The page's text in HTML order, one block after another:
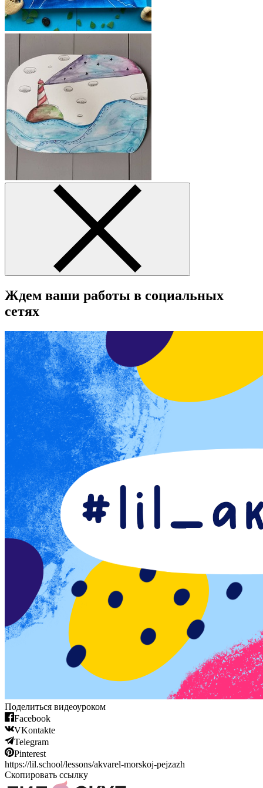
Ждем ваши работы в социальных
сетях
Поделиться видеоуроком
Facebook
VKontakte
Telegram
Pinterest
https://lil.school/lessons/akvarel-morskoj-pejzazh
Скопировать ссылку